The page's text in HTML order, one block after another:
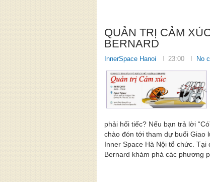
QUẢN TRỊ CẢM
BERNARD
InnerSpace Hanoi 23:00 No
phải hối tiếc? Nếu bạn trả lời
chào đón tới tham dự buổi Giao
Inner Space Hà Nội tổ chức. Tại
Bernard khám phá các phương